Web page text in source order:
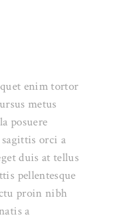
enim tortor
metus
posuere
orci a
duis at tellus
pellentesque
proin nibh
a